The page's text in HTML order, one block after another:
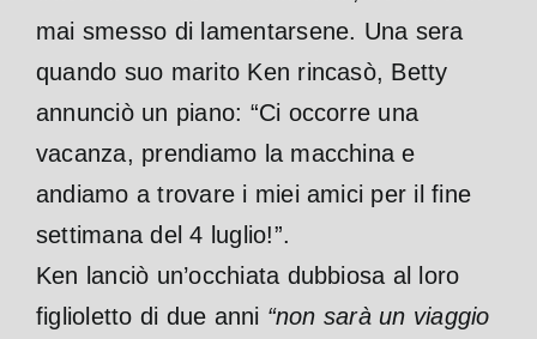
mai smesso di lamentarsene. Una sera
quando suo marito Ken rincasò, Betty
annunciò un piano: “Ci occorre una
vacanza, prendiamo la macchina e
andiamo a trovare i miei amici per il fine
settimana del 4 luglio!”.
Ken lanciò un’occhiata dubbiosa al loro
figlioletto di due anni “non sarà un viaggio